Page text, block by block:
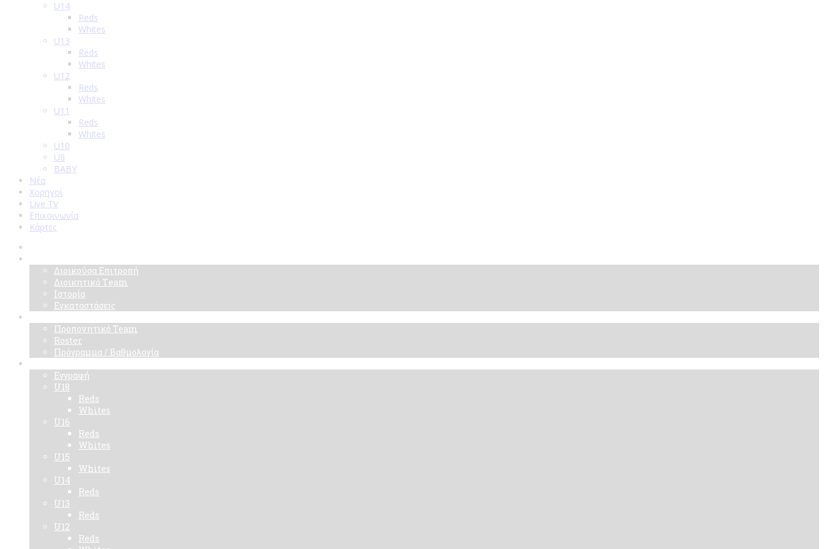
U14
Reds
Whites
U13
Reds
Whites
U12
Reds
Whites
U11
Reds
Whites
U10
U8
BABY
Νέα
Χορηγοί
Live TV
Επικοινωνία
Κάρτες
Διοικούσα Επιτροπή
Διοικητικό Τeam
Ιστορία
Εγκαταστάσεις
Προπονητικό Team
Roster
Πρόγραμμα / Βαθμολογία
Εγγραφή
U18
Reds
Whites
U16
Reds
Whites
U15
Whites
U14
Reds
U13
Reds
U12
Reds